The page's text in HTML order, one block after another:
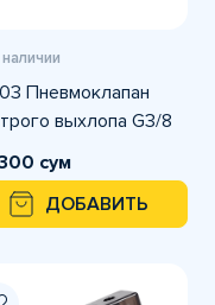
Пневмоклапан
выхлопа G3/8
сум
ДОБАВИТЬ